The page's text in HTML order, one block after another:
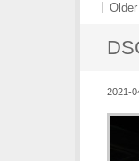
Older
2021-